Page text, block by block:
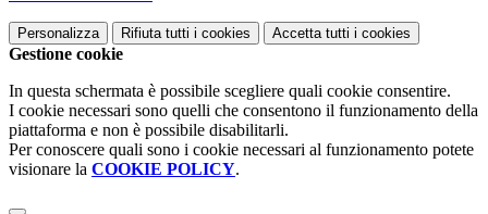
Personalizza Rifiuta tutti i cookies Accetta tutti i cookies
Gestione cookie
In questa schermata è possibile scegliere quali cookie consentire.
I cookie necessari sono quelli che consentono il funzionamento della
piattaforma e non è possibile disabilitarli.
Per conoscere quali sono i cookie necessari al funzionamento potete
visionare la COOKIE POLICY.